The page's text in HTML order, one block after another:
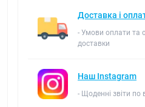
Доставка і
- Умови оплати та
доставки
Наш Instagram
- Щоденні звіти по